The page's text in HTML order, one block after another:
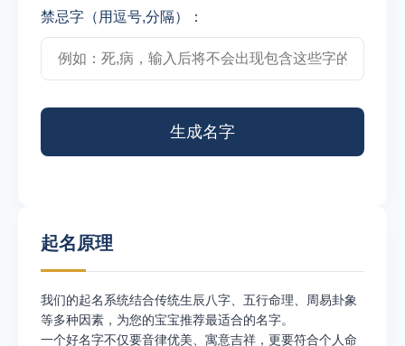
禁忌字（用逗号,分隔）：
起名原理
我们的起名系统结合传统生辰八字、五行命理、周易卦象
等多种因素，为您的宝宝推荐最适合的名字。
一个好名字不仅要音律优美、寓意吉祥，更要符合个人命